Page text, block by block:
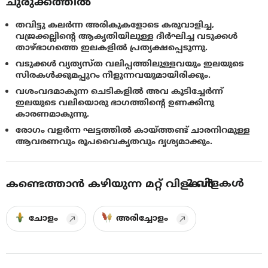
തവിട്ടു കലര്‍ന്ന അരികുകളോടെ കരുവാളിച്ച,
വജ്രക്കല്ലിന്റെ ആകൃതിയിലുള്ള ദീര്‍ഘിച്ച വടുക്കള്‍
താഴ്ഭാഗത്തെ ഇലകളില്‍ പ്രത്യക്ഷപ്പെടുന്നു.
വടുക്കള്‍ വ്യത്യസ്ത വലിപ്പത്തിലുള്ളവയും ഇലയുടെ
സിരകള്‍ക്കുമപ്പുറം നീളുന്നവയുമായിരിക്കും.
വശംവദമാകുന്ന ചെടികളില്‍ അവ കൂടിച്ചേര്‍ന്ന്
ഇലയുടെ വലിയൊരു ഭാഗത്തിന്റെ ഉണക്കിനു
കാരണമാകുന്നു.
രോഗം വളര്‍ന്ന ഘട്ടത്തില്‍ കായ്ത്തണ്ട് ചാരനിറമുള്ള
ആവരണവും രൂപവൈകൃതവും ദൃശ്യമാക്കും.
കണ്ടെത്താൻ കഴിയുന്ന മറ്റ് വിളകൾ
2വിളകൾ
ചോളം അരിച്ചോളം